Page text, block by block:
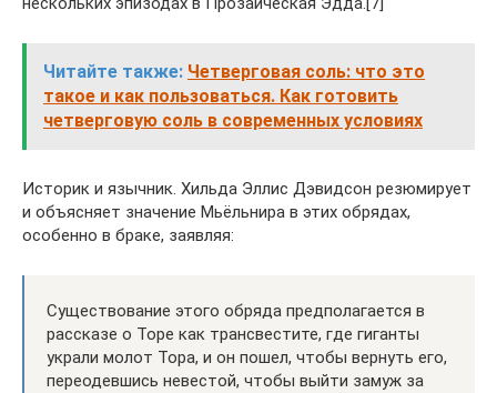
Читайте также: Четверговая соль: что это
такое и как пользоваться. Как готовить
четверговую соль в современных условиях
Историк и язычник. Хильда Эллис Дэвидсон резюмирует
и объясняет значение Мьёльнира в этих обрядах,
особенно в браке, заявляя:
Существование этого обряда предполагается в
рассказе о Торе как трансвестите, где гиганты
украли молот Тора, и он пошел, чтобы вернуть его,
переодевшись невестой, чтобы выйти замуж за